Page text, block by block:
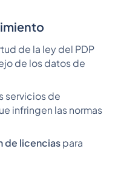
de la ley del PDP
de los datos de
servicios de
infringen las normas
de licenciaspara